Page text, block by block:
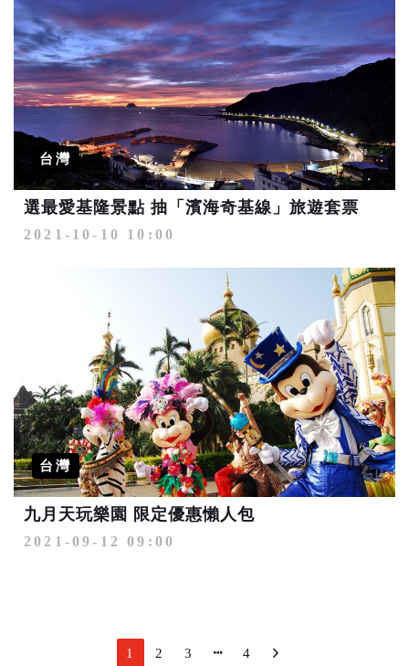
台灣
選最愛基隆景點 抽「濱海奇基線」旅遊套票
2021-10-10 10:00
台灣
九月天玩樂園 限定優惠懶人包
2021-09-12 09:00
1 2 3 4